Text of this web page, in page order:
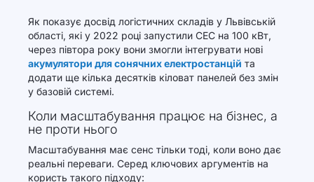
Як показує досвід логістичних складів у Львівській
області, які у 2022 році запустили СЕС на 100 кВт,
через півтора року вони змогли інтегрувати нові
акумулятори для сонячних електростанцій та
додати ще кілька десятків кіловат панелей без змін
у базовій системі.
Коли масштабування працює на бізнес, а
не проти нього
Масштабування має сенс тільки тоді, коли воно дає
реальні переваги. Серед ключових аргументів на
користь такого підходу: